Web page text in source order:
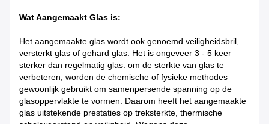
Wat Aangemaakt Glas is:
Het aangemaakte glas wordt ook genoemd veiligheidsbril,
versterkt glas of gehard glas. Het is ongeveer 3 - 5 keer
sterker dan regelmatig glas. om de sterkte van glas te
verbeteren, worden de chemische of fysieke methodes
gewoonlijk gebruikt om samenpersende spanning op de
glasoppervlakte te vormen. Daarom heeft het aangemaakte
glas uitstekende prestaties op treksterkte, thermische